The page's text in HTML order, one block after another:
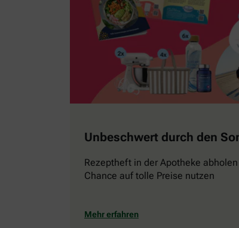
Unbeschwert durch den
Rezeptheft in der Apotheke
Chance auf tolle Preise nutzen
Mehr erfahren